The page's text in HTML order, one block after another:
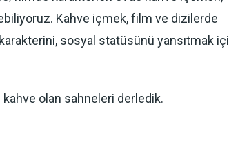
Kahve içmek, film ve dizilerde
sosyal statüsünü yansıtmak
olan sahneleri derledik.